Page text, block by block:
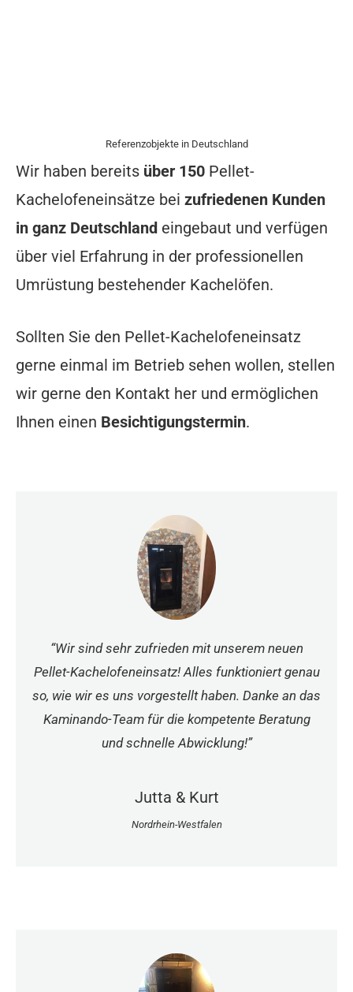
Referenzobjekte in Deutschland
Wir haben bereits über 150 Pellet-
Kachelofeneinsätze bei zufriedenen Kunden
in ganz Deutschland eingebaut und verfügen
über viel Erfahrung in der professionellen
Umrüstung bestehender Kachelöfen.
Sollten Sie den Pellet-Kachelofeneinsatz
gerne einmal im Betrieb sehen wollen, stellen
wir gerne den Kontakt her und ermöglichen
Ihnen einen Besichtigungstermin.
“Wir sind sehr zufrieden mit unserem neuen
Pellet-Kachelofeneinsatz! Alles funktioniert genau
so, wie wir es uns vorgestellt haben. Danke an das
Kaminando-Team für die kompetente Beratung
und schnelle Abwicklung!”
Jutta & Kurt
Nordrhein-Westfalen